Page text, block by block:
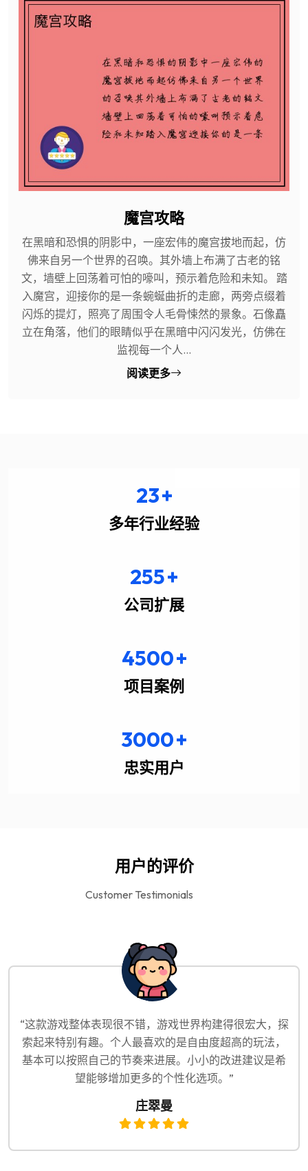
魔宫攻略
在黑暗和恐惧的阴影中，一座宏伟的魔宫拔地而起，仿
佛来自另一个世界的召唤。其外墙上布满了古老的铭
文，墙壁上回荡着可怕的嚎叫，预示着危险和未知。 踏
入魔宫，迎接你的是一条蜿蜒曲折的走廊，两旁点缀着
闪烁的提灯，照亮了周围令人毛骨悚然的景象。石像矗
立在角落，他们的眼睛似乎在黑暗中闪闪发光，仿佛在
监视每一个人...
阅读更多
23+
多年行业经验
255+
公司扩展
4500+
项目案例
3000+
忠实用户
用户的评价
Customer Testimonials
“这款游戏整体表现很不错，游戏世界构建得很宏大，探
索起来特别有趣。个人最喜欢的是自由度超高的玩法，
基本可以按照自己的节奏来进展。小小的改进建议是希
望能够增加更多的个性化选项。”
庄翠曼